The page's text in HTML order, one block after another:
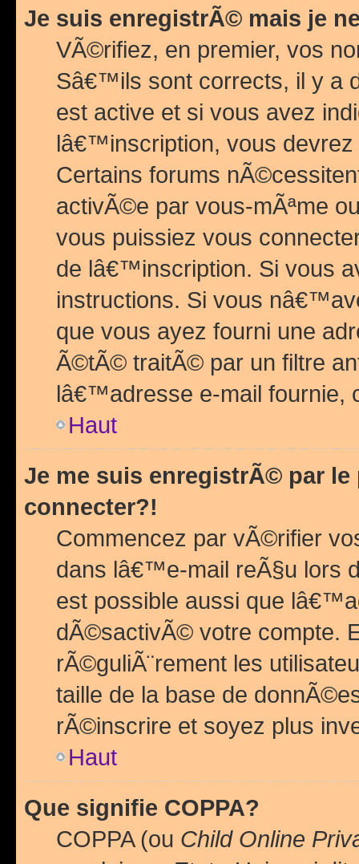
Je suis enregistrÃ© mais je
VÃ©rifiez, en premier, vos
Sâ€™ils sont corrects, il y a
est active et si vous avez
lâ€™inscription, vous
Certains forums
activÃ©e par vous-mÃªme
vous puissiez vous
de lâ€™inscription. Si vous
instructions. Si vous
que vous ayez fourni une
Ã©tÃ© traitÃ© par un filtre
lâ€™adresse e-mail fournie,
Haut
Je me suis enregistrÃ© par
connecter?!
Commencez par vÃ©rifier
dans lâ€™e-mail reÃ§u lors
est possible aussi que
dÃ©sactivÃ© votre compte.
rÃ©guliÃ¨rement les
taille de la base de
rÃ©inscrire et soyez plus
Haut
Que signifie COPPA?
COPPA (ou Child Online